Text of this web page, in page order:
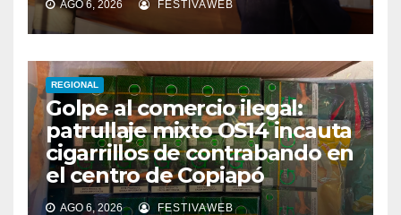
AGO 6, 2026 FESTIVAWEB
REGIONAL
Golpe al comercio ilegal:
patrullaje mixto OS14 incauta
cigarrillos de contrabando en
el centro de Copiapó
AGO 6, 2026 FESTIVAWEB